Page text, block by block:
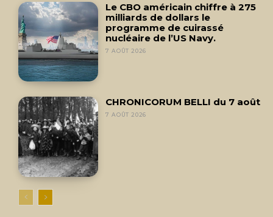
Le CBO américain chiffre à 275
milliards de dollars le
programme de cuirassé
nucléaire de l’US Navy.
7 AOÛT 2026
CHRONICORUM BELLI du 7 août
7 AOÛT 2026